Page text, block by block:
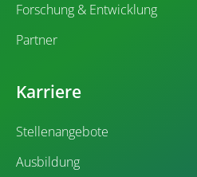
Forschung & Entwicklung
Partner
Karriere
Stellenangebote
Ausbildung